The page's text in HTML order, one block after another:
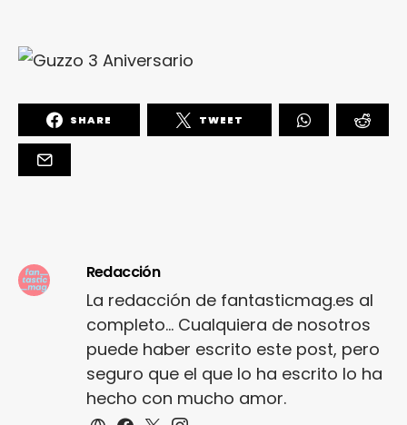
SHARE TWEET
Redacción
La redacción de fantasticmag.es al
completo... Cualquiera de nosotros
puede haber escrito este post, pero
seguro que el que lo ha escrito lo ha
hecho con mucho amor.